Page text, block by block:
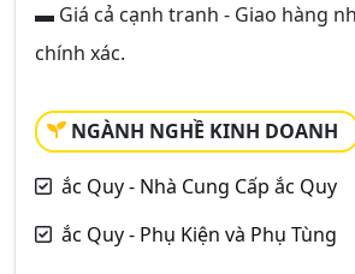
▬ Giá cả cạnh tranh - Giao hàng
chính xác.
NGÀNH NGHỀ KINH DOANH
ắc Quy - Nhà Cung Cấp ắc Quy
ắc Quy - Phụ Kiện và Phụ Tùng